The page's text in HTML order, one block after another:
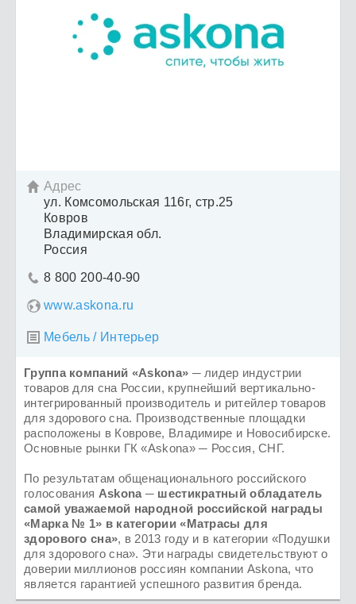
 Адрес
ул. Комсомольcкая 116г, стр.25
Ковров
Владимирская обл.
Россия
 8 800 200-40-90
www.askona.ru
 Мебель / Интерьер
Группа компаний «Askona» ─ лидер индустрии
товаров для сна России, крупнейший вертикально-
интегрированный производитель и ритейлер товаров
для здорового сна. Производственные площадки
расположены в Коврове, Владимире и Новосибирске.
Основные рынки ГК «Askona» ─ Россия, СНГ.
По результатам общенационального российского
голосования Askona ─ шестикратный обладатель
самой уважаемой народной российской награды
«Марка № 1» в категории «Матрасы для
здорового сна», в 2013 году и в категории «Подушки
для здорового сна». Эти награды свидетельствуют о
доверии миллионов россиян компании Askona, что
является гарантией успешного развития бренда.